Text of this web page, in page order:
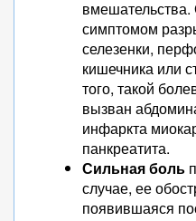
симптомом
селезенки,
кишечника или
того, такой
вызван
инфаркта
панкреатита.
Сильная боль
случае, ее
появившаяся